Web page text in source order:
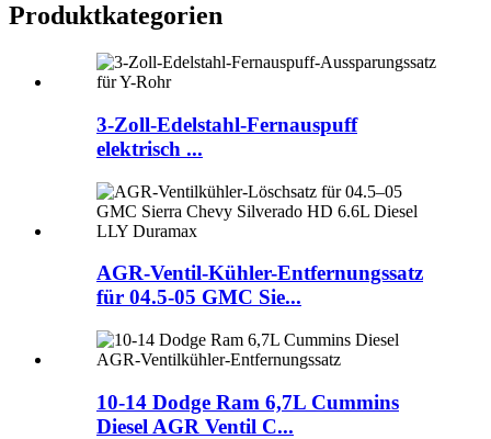
Produktkategorien
3-Zoll-Edelstahl-Fernauspuff
elektrisch ...
AGR-Ventil-Kühler-Entfernungssatz
für 04.5-05 GMC Sie...
10-14 Dodge Ram 6,7L Cummins
Diesel AGR Ventil C...